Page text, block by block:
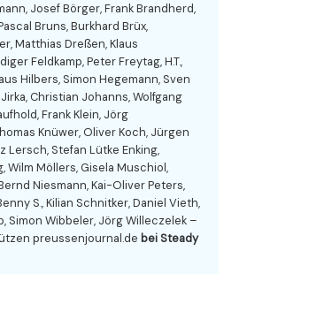
Josef Börger, Frank Brandherd,
Bruns, Burkhard Brüx,
Matthias Dreßen, Klaus
Feldkamp, Peter Freytag, H.T.,
Hilbers, Simon Hegemann, Sven
Christian Johanns, Wolfgang
Frank Klein, Jörg
Knüwer, Oliver Koch, Jürgen
Lersch, Stefan Lütke Enking,
Wilm Möllers, Gisela Muschiol,
Niesmann, Kai-Oliver Peters,
S., Kilian Schnitker, Daniel Vieth,
Simon Wibbeler, Jörg Willeczelek –
preussenjournal.de bei Steady